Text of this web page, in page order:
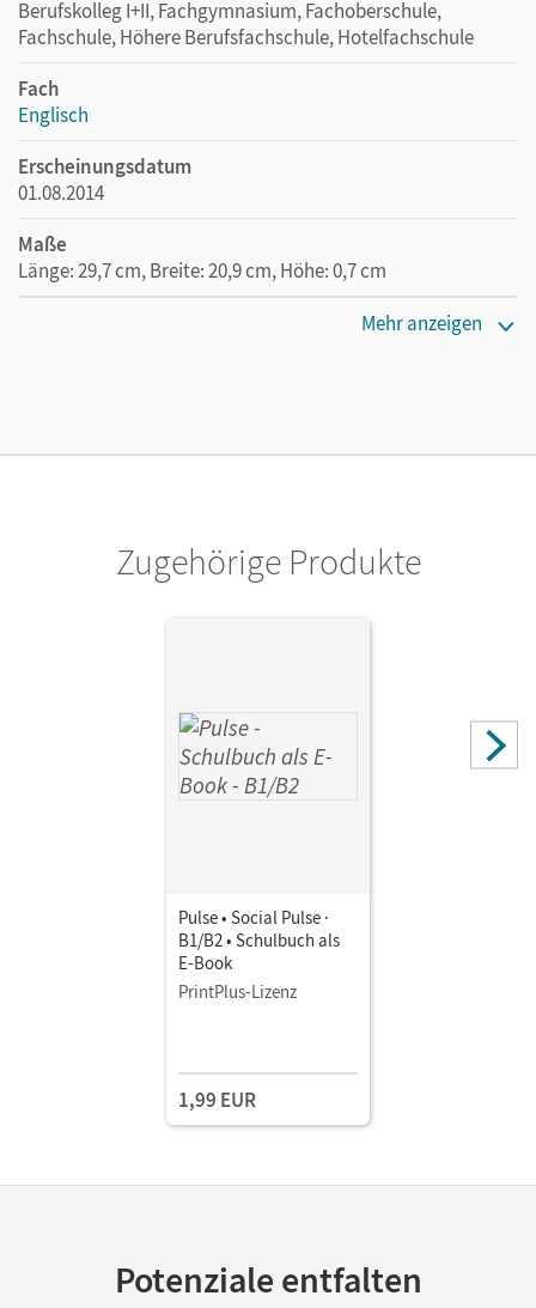
Berufskolleg I+II, Fachgymnasium, Fachoberschule,
Fachschule, Höhere Berufsfachschule, Hotelfachschule
Fach
Englisch
Erscheinungsdatum
01.08.2014
Maße
Länge: 29,7 cm, Breite: 20,9 cm, Höhe: 0,7 cm
Mehr anzeigen
Zugehörige Produkte
Pulse • Social Pulse ·
B1/B2 • Schulbuch als
E-Book
PrintPlus-Lizenz
1,99 EUR
Potenziale entfalten